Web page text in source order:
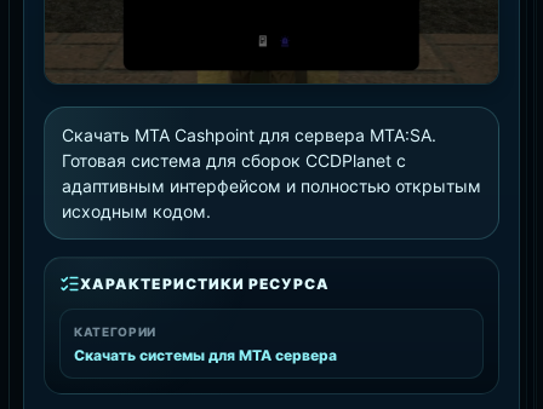
Скачать MTA Cashpoint для сервера MTA:SA.
Готовая система для сборок CCDPlanet с
адаптивным интерфейсом и полностью открытым
исходным кодом.
ХАРАКТЕРИСТИКИ РЕСУРСА
КАТЕГОРИИ
Скачать системы для MTA сервера